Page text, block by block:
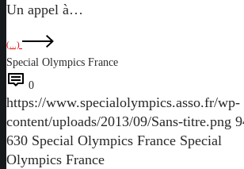
Un appel à…
(...)
Special Olympics France
0
https://www.specialolympics.asso.fr/wp-
content/uploads/2013/09/Sans-titre.png
630 Special Olympics France Special
Olympics France